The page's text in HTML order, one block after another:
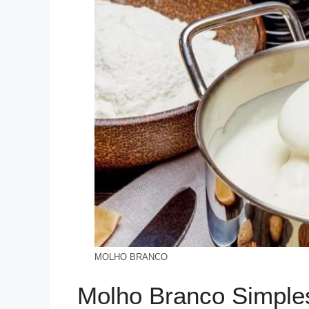
MOLHO BRANCO
Molho Branco